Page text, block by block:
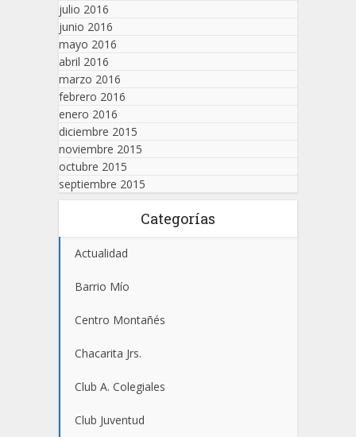
julio 2016
junio 2016
mayo 2016
abril 2016
marzo 2016
febrero 2016
enero 2016
diciembre 2015
noviembre 2015
octubre 2015
septiembre 2015
Categorías
Actualidad
Barrio Mío
Centro Montañés
Chacarita Jrs.
Club A. Colegiales
Club Juventud